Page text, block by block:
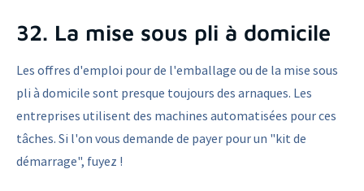
32. La mise sous pli à domicile
Les offres d'emploi pour de l'emballage ou de la mise sous
pli à domicile sont presque toujours des arnaques. Les
entreprises utilisent des machines automatisées pour ces
tâches. Si l'on vous demande de payer pour un "kit de
démarrage", fuyez !